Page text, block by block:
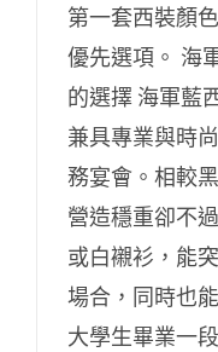
第一套西裝顏
優先選項。 海
的選擇 海軍藍
兼具專業與時
務宴會。相較
營造穩重卻不
或白襯衫，能
場合，同時也
大學生畢業一